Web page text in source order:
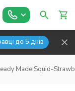
до 5 днів
Made Squid-